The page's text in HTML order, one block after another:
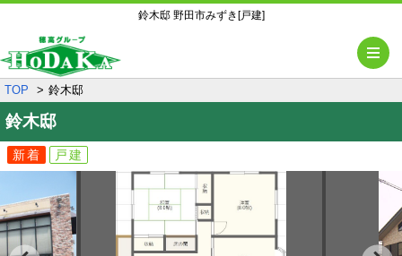
鈴木邸 野田市みずき[戸建]
TOP 鈴木邸
鈴木邸
新着 戸建